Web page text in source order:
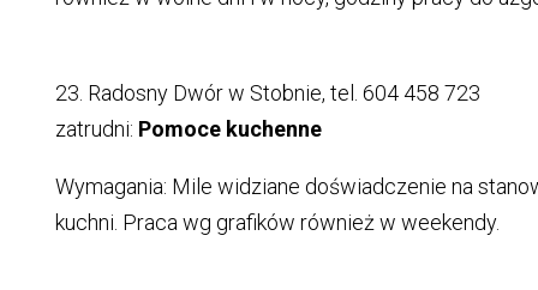
23. Radosny Dwór w Stobnie, tel. 604 458 723
zatrudni: Pomoce kuchenne
Wymagania: Mile widziane doświadczenie na
kuchni. Praca wg grafików również w weekendy.